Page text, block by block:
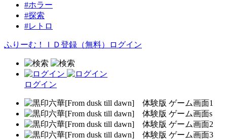
#ホラー
#探索
#レトロ
ふりーむ！ＩＤ登録（無料） ログイン
ログイン